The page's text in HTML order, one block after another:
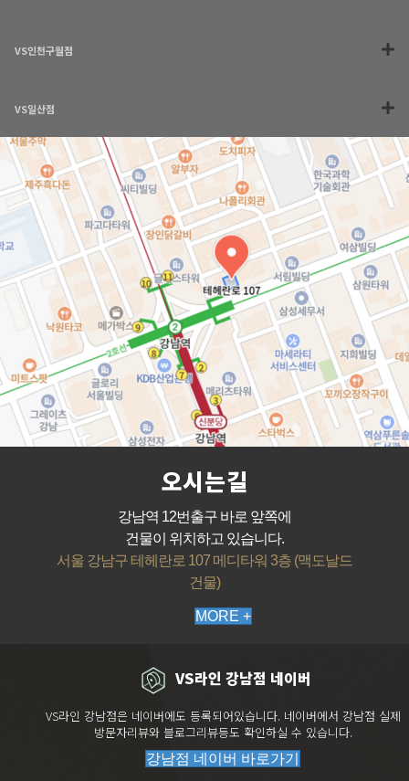
VS인천구월점
VS일산점
오시는길
강남역 12번출구 바로 앞쪽에
건물이 위치하고 있습니다.
서울 강남구 테헤란로 107 메디타워 3층 (맥도날드
건물)
MORE +
VS라인 강남점 네이버
VS라인 강남점은 네이버에도 등록되어있습니다. 네이버에서 강남점 실제
방문자리뷰와 블로그리뷰등도 확인하실 수 있습니다.
강남점 네이버 바로가기